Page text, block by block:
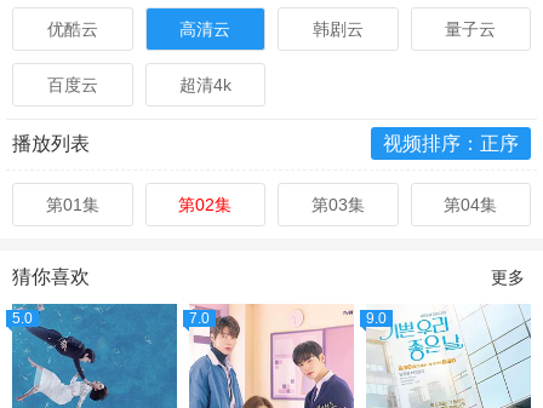
优酷云 高清云 韩剧云 量子云
百度云 超清4k
播放列表 视频排序：正序
第01集 第02集 第03集 第04集
猜你喜欢 更多
5.0 7.0 9.0